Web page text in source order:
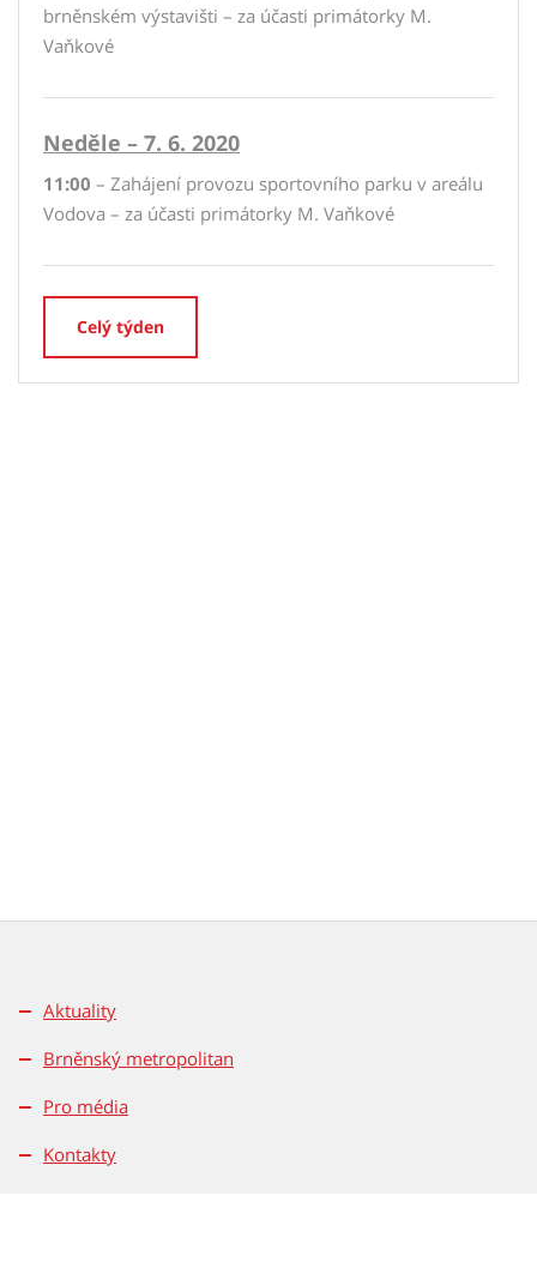
brněnském výstavišti – za účasti primátorky M.
Vaňkové
Neděle – 7. 6. 2020
11:00 – Zahájení provozu sportovního parku v areálu
Vodova – za účasti primátorky M. Vaňkové
Celý týden
Aktuality
Brněnský metropolitan
Pro média
Kontakty